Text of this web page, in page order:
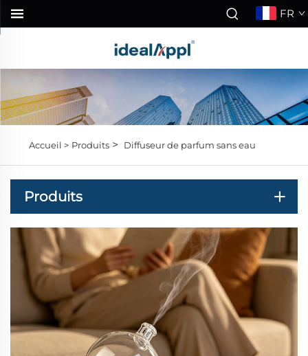
FR
Accueil > Produits> Diffuseur de parfum sans eau
Produits